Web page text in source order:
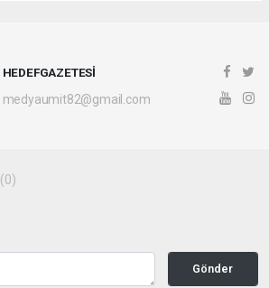
HEDEFGAZETESİ
medyaumit82@gmail.com
(0)
Gönder